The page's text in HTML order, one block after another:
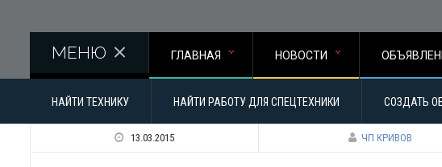
МЕНЮ ГЛАВНАЯ НОВОСТИ
НАЙТИ ТЕХНИКУ НАЙТИ РАБОТУ ДЛЯ СПЕЦТЕХНИКИ СОЗДАТЬ
13.03.2015 ЧП КРИВОВ